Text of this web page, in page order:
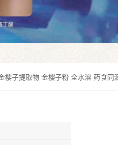
樱子提取物 金樱子粉 全水溶 药食同